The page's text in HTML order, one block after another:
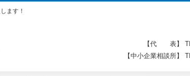
ます！
【代 表】
【中小企業相談所】